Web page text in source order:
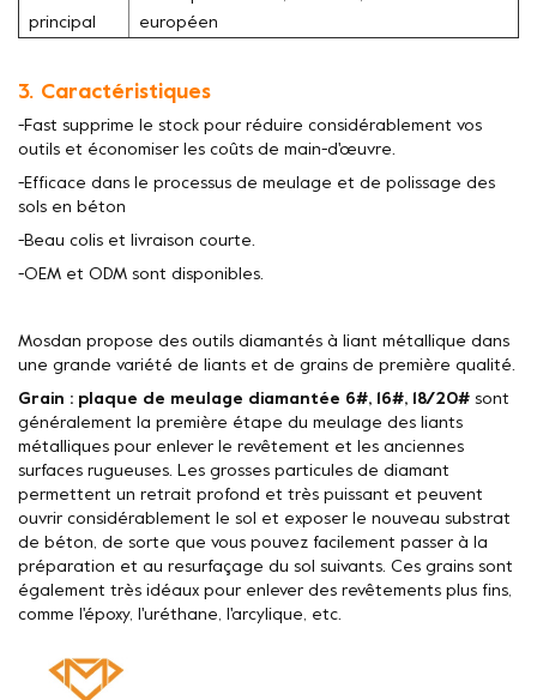
principal
européen
3. Caractéristiques
-Fast supprime le stock pour réduire considérablement vos
outils et économiser les coûts de main-d'œuvre.
-Efficace dans le processus de meulage et de polissage des
sols en béton
-Beau colis et livraison courte.
-OEM et ODM sont disponibles.
Mosdan propose des outils diamantés à liant métallique dans
une grande variété de liants et de grains de première qualité.
Grain : plaque de meulage diamantée 6#, 16#, 18/20# sont
généralement la première étape du meulage des liants
métalliques pour enlever le revêtement et les anciennes
surfaces rugueuses. Les grosses particules de diamant
permettent un retrait profond et très puissant et peuvent
ouvrir considérablement le sol et exposer le nouveau substrat
de béton, de sorte que vous pouvez facilement passer à la
préparation et au resurfaçage du sol suivants. Ces grains sont
également très idéaux pour enlever des revêtements plus fins,
comme l'époxy, l'uréthane, l'arcylique, etc.